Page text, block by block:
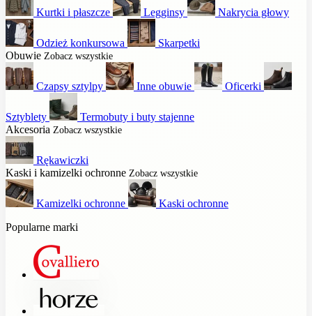
Kurtki i płaszcze Legginsy Nakrycia głowy
Odzież konkursowa
Skarpetki
Obuwie Zobacz wszystkie
Czapsy sztylpy Inne obuwie Oficerki
Sztyblety
Termobuty i buty stajenne
Akcesoria Zobacz wszystkie
Rękawiczki
Kaski i kamizelki ochronne Zobacz wszystkie
Kamizelki ochronne
Kaski ochronne
Popularne marki